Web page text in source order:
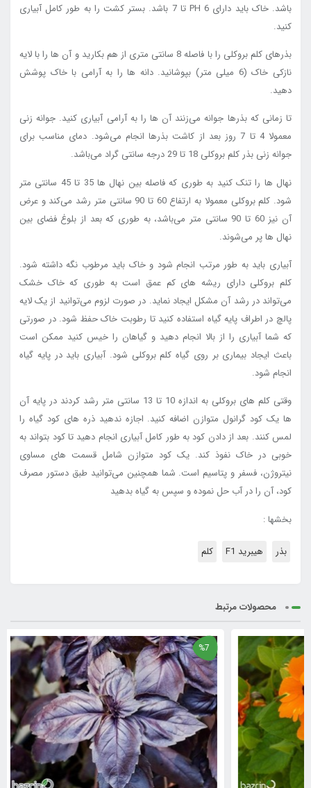
باشد. خاک باید دارای PH 6 تا 7 باشد. بستر کشت را به طور کامل آبیاری
کنید.
بذرهای کلم بروکلی را با فاصله 8 سانتی متری از هم بکارید و آن ها را با لایه
نازکی خاک (6 میلی متر) بپوشانید. دانه ها را به آرامی با خاک پوشش
دهید.
تا زمانی که بذرها جوانه می‌زنند آن ها را به آرامی آبیاری کنید. جوانه زنی
معمولا 4 تا 7 روز بعد از کاشت بذرها انجام می‌شود. دمای مناسب برای
جوانه زنی بذر کلم بروکلی 18 تا 29 درجه سانتی گراد می‌باشد.
نهال ها را تنک کنید به طوری که فاصله بین نهال ها 35 تا 45 سانتی متر
شود. کلم بروکلی معمولا به ارتفاع 60 تا 90 سانتی متر رشد می‌کند و عرض
آن نیز 60 تا 90 سانتی متر می‌باشد، به طوری که بعد از بلوغ فضای بین
نهال ها پر می‌شوند.
آبیاری باید به طور مرتب انجام شود و خاک باید مرطوب نگه داشته شود.
کلم بروکلی دارای ریشه های کم عمق است به طوری که خاک خشک
می‌تواند در رشد آن مشکل ایجاد نماید. در صورت لزوم می‌توانید از یک لایه
پالچ در اطراف پایه گیاه استفاده کنید تا رطوبت خاک حفظ شود. در صورتی
که شما آبیاری را از بالا انجام دهید و گیاهان را خیس کنید ممکن است
باعث ایجاد بیماری بر روی گیاه کلم بروکلی شود. آبیاری باید در پایه گیاه
انجام شود.
وقتی کلم های بروکلی به اندازه 10 تا 13 سانتی متر رشد کردند در پایه آن
ها یک کود گرانول متوازن اضافه کنید. اجازه ندهید ذره های کود گیاه را
لمس کنند. بعد از دادن کود به طور کامل آبیاری انجام دهید تا کود بتواند به
خوبی در خاک نفوذ کند. یک کود متوازن شامل قسمت های مساوی
نیتروژن، فسفر و پتاسیم است. شما همچنین می‌توانید طبق دستور مصرف
کود، آن را در آب حل نموده و سپس به گیاه بدهید
بخشها :
بذر هیبرید F1 کلم
محصولات مرتبط
%7
%7